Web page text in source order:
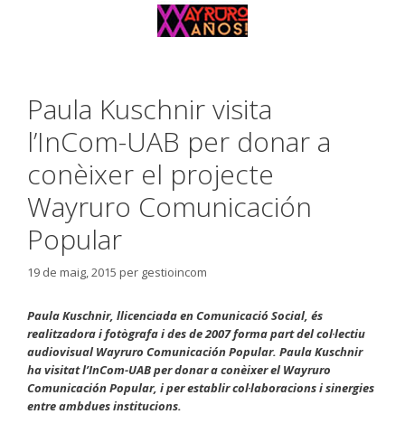
Paula Kuschnir visita
l’InCom-UAB per donar a
conèixer el projecte
Wayruro Comunicación
Popular
19 de maig, 2015 per gestioincom
Paula Kuschnir, llicenciada en Comunicació Social, és
realitzadora i fotògrafa i des de 2007 forma part del col·lectiu
audiovisual Wayruro Comunicación Popular. Paula Kuschnir
ha visitat l’InCom-UAB per donar a conèixer el Wayruro
Comunicación Popular, i per establir col·laboracions i sinergies
entre ambdues institucions.